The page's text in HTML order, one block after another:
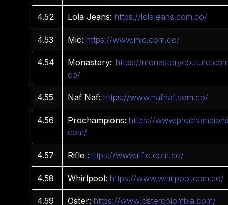
4.52 Lola Jeans: https://lolajeans.com.co/
4.53 Mic: https://www.mic.com.co/
4.54 Monastery: https://
co/
4.55 Naf Naf: https://www.nafnaf.com.co/
4.56 Prochampions: https://
com/
4.57 Rifle :https://www.rifle.com.co/
4.58 Whirlpool: https://www.whirlpool.com.co/
4.59 Oster: https://www.ostercolombia.com/